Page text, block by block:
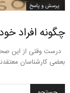
پرسش و پاسخ
چگونه افراد
درست وقتی از این
بعضی کارشناسان